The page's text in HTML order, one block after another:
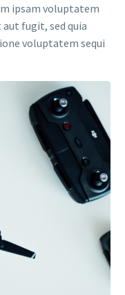
ipsam voluptatem
fugit, sed quia
voluptatem sequi